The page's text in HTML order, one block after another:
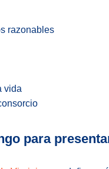
razonables
vida
para